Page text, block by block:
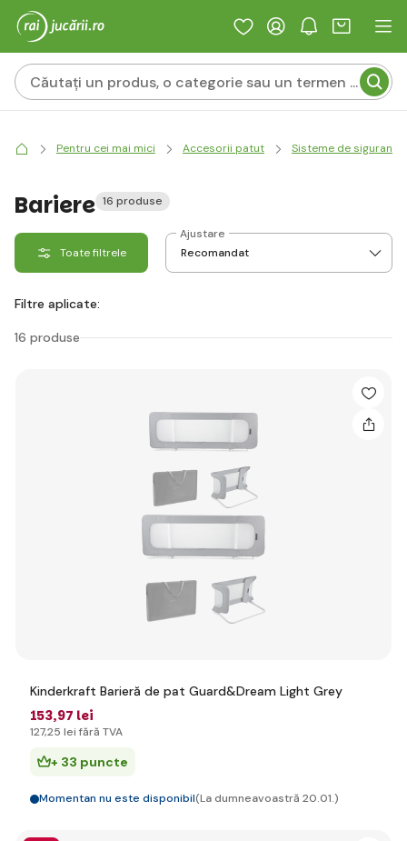
Pentru cei mai mici Accesorii patut Sisteme de siguranță
Bariere 16 produse
Toate filtrele
Ajustare
Filtre aplicate:
16 produse
Kinderkraft Barieră de pat Guard&Dream Light Grey
153,97 lei
127,25 lei fără TVA
+ 33 puncte
Momentan nu este disponibil(La dumneavoastră 20.01.)